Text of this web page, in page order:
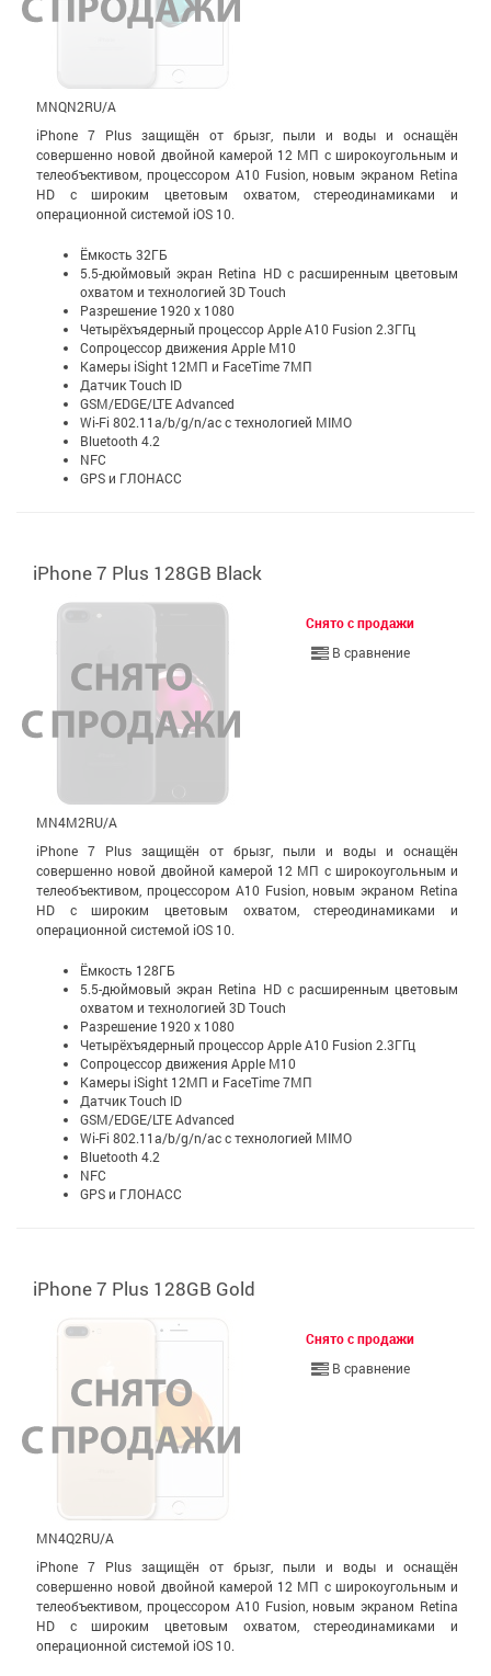
MNQN2RU/A
iPhone 7 Plus защищён от брызг, пыли и воды и оснащён
совершенно новой двойной камерой 12 МП с широко­уголь­ным и
теле­объективом, процессором A10 Fusion, новым экраном Retina
HD с широким цветовым охватом, стерео­динамиками и
операционной системой iOS 10.
Ёмкость 32ГБ
5.5-дюймовый экран Retina HD c расширенным цветовым
охватом и технологией 3D Touch
Разрешение 1920 x 1080
Четырёхъядерный процессор Apple A10 Fusion 2.3ГГц
Сопроцессор движения Apple M10
Камеры iSight 12МП и FaceTime 7МП
Датчик Touch ID
GSM/EDGE/LTE Advanced
Wi-Fi 802.11a/b/g/n/ac с технологией MIMO
Bluetooth 4.2
NFC
GPS и ГЛОНАСС
iPhone 7 Plus 128GB Black
Снято с продажи
В сравнение
MN4M2RU/A
iPhone 7 Plus защищён от брызг, пыли и воды и оснащён
совершенно новой двойной камерой 12 МП с широко­уголь­ным и
теле­объективом, процессором A10 Fusion, новым экраном Retina
HD с широким цветовым охватом, стерео­динамиками и
операционной системой iOS 10.
Ёмкость 128ГБ
5.5-дюймовый экран Retina HD c расширенным цветовым
охватом и технологией 3D Touch
Разрешение 1920 x 1080
Четырёхъядерный процессор Apple A10 Fusion 2.3ГГц
Сопроцессор движения Apple M10
Камеры iSight 12МП и FaceTime 7МП
Датчик Touch ID
GSM/EDGE/LTE Advanced
Wi-Fi 802.11a/b/g/n/ac с технологией MIMO
Bluetooth 4.2
NFC
GPS и ГЛОНАСС
iPhone 7 Plus 128GB Gold
Снято с продажи
В сравнение
MN4Q2RU/A
iPhone 7 Plus защищён от брызг, пыли и воды и оснащён
совершенно новой двойной камерой 12 МП с широко­уголь­ным и
теле­объективом, процессором A10 Fusion, новым экраном Retina
HD с широким цветовым охватом, стерео­динамиками и
операционной системой iOS 10.